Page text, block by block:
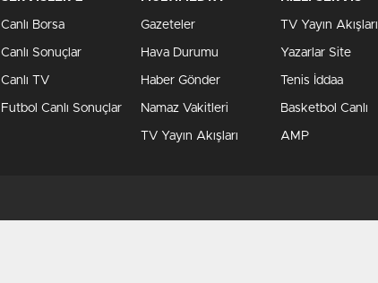
Canlı Borsa
Canlı Sonuçlar
Canlı TV
Futbol Canlı Sonuçlar
Gazeteler
Hava Durumu
Haber Gönder
Namaz Vakitleri
TV Yayın Akışları
TV Yayın Akışları
Yazarlar Site
Tenis İddaa
Basketbol Canlı
AMP